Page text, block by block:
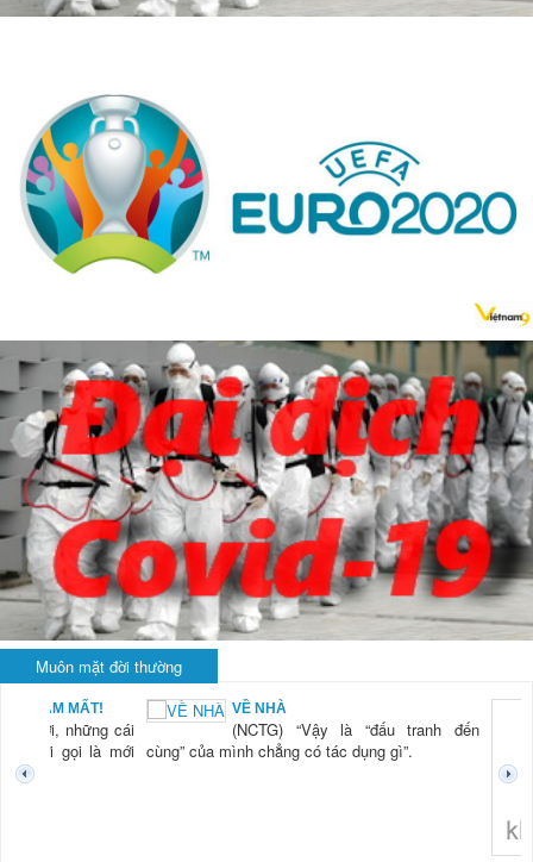
Muôn mặt đời thường
NAM MẤT!
“Xời, những cái
mới gọi là mới
VỀ NHÀ
(NCTG) “Vậy là “đấu tranh đến
cùng” của mình chẳng có tác dụng gì”.